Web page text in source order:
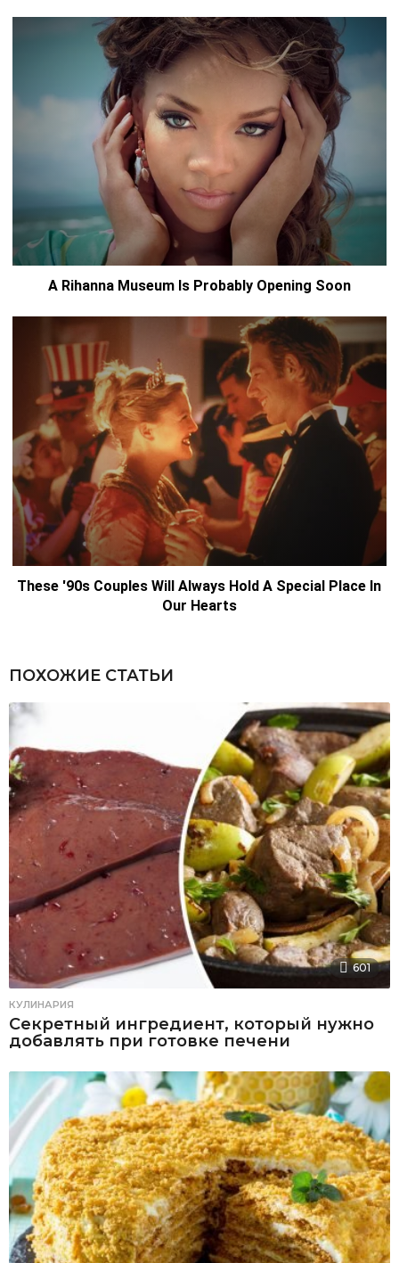
ПОХОЖИЕ СТАТЬИ
601
КУЛИНАРИЯ
Секретный ингредиент, который нужно
добавлять при готовке печени